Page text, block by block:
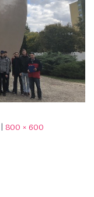
| 800 × 600